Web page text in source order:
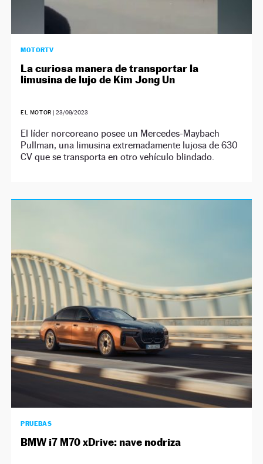
MOTORTV
La curiosa manera de transportar la
limusina de lujo de Kim Jong Un
EL MOTOR | 23/09/2023
El líder norcoreano posee un Mercedes-Maybach
Pullman, una limusina extremadamente lujosa de 630
CV que se transporta en otro vehículo blindado.
PRUEBAS
BMW i7 M70 xDrive: nave nodriza